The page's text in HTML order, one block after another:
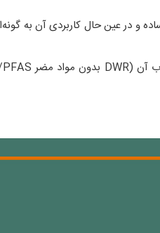
ساده و در عین حال کاربردی آن به